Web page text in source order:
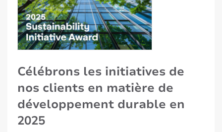
Célébrons les initiatives de
nos clients en matière de
développement durable en
2025